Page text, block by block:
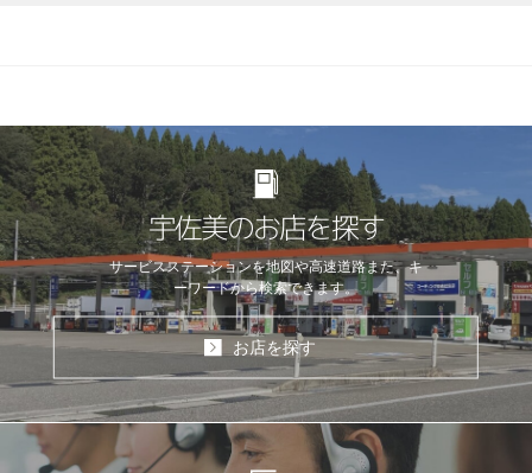
宇佐美のお店を探す
サービスステーションを地図や高速道路また、キ
ーワードから検索できます。
お店を探す